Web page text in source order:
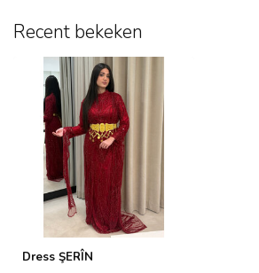
Recent bekeken
Dress ŞERÎN